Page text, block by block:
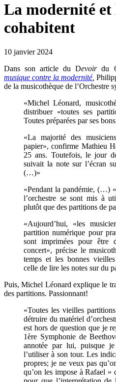
La modernité
cohabitent
10 janvier 2024
Dans son article du Devoirdu
musique contre la modernité,
de la musicothèque de l’Orchestre
«Michel Léonard,
distribuer «toutes ses
Toutes préparées par ses
«La majorité des
papier», confirme Mathieu
25 ans. Toutefois, le jour
suivait la note sur l’écran
(…)»
«Pendant la pandémie, (…)
l’orchestre se sont mis à
plutôt que des partitions de
«Aujourd’hui, «les
partition numérique pour
sont imprimées pour être
concert», précise le
temps et les bonnes
celle de lire les notes sur du
Puis, Michel Léonard explique le
des partitions. Passionnant!
«Toutes les vieilles
détruire du matériel
est hors de question que je
1ère Symphonie de
annotée par lui, puisque
l’utiliser à son tour. Les
propres; je ne veux pas
qu’on les impose à Rafael »